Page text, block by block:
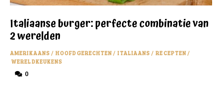
Italiaanse burger: perfecte combinatie van
2 werelden
AMERIKAANS / HOOFDGERECHTEN/ ITALIAANS / RECEPTEN/
WERELDKEUKENS
0